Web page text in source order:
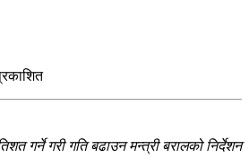
गर्ने गरी गति बढाउन मन्त्री बरालको निर्देशन